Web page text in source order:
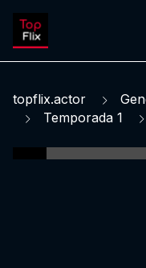
topflix.actor
Temporada 1